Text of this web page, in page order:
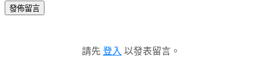
發佈留言
請先 登入 以發表留言。